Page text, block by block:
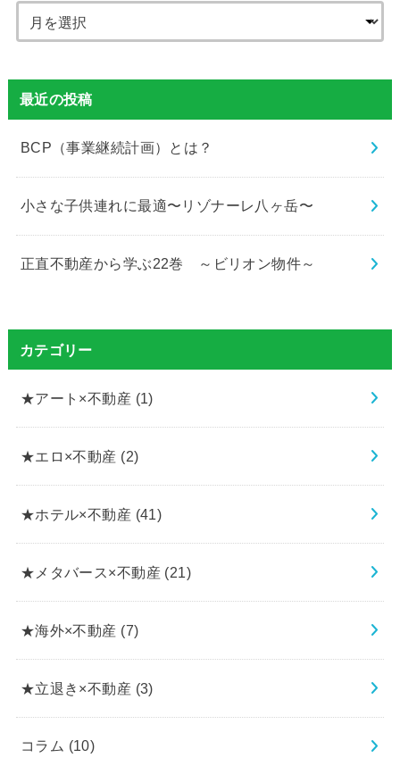
最近の投稿
BCP（事業継続計画）とは？
小さな子供連れに最適〜リゾナーレ八ヶ岳〜
正直不動産から学ぶ22巻 ～ビリオン物件～
カテゴリー
★アート×不動産 (1)
★エロ×不動産 (2)
★ホテル×不動産 (41)
★メタバース×不動産 (21)
★海外×不動産 (7)
★立退き×不動産 (3)
コラム (10)